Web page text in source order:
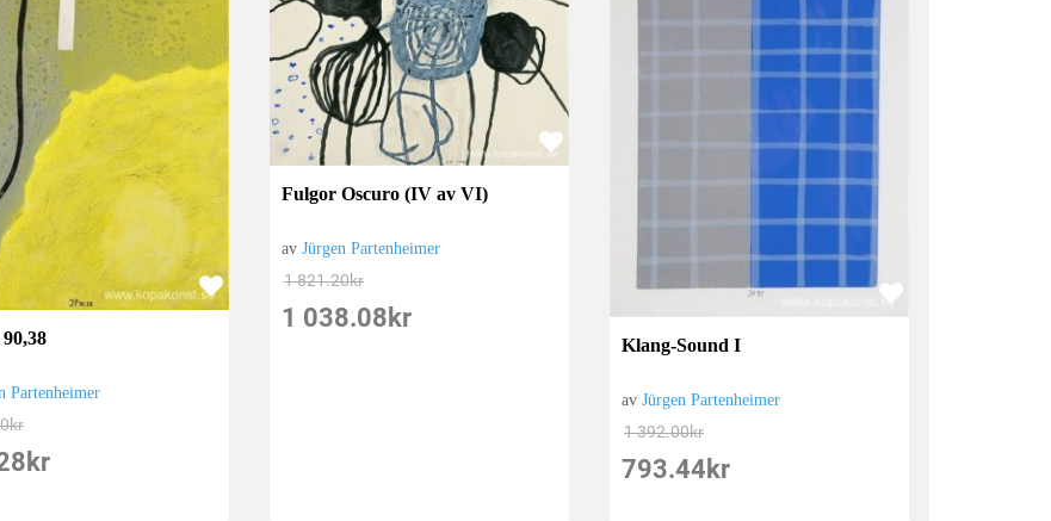
Partenheimer
kr
kr
Fulgor Oscuro (IV av VI)
avJürgen Partenheimer
1 821.20kr
1 038.08 kr
Klang-Sound I
avJürgen Partenheimer
1 392.00kr
793.44 kr